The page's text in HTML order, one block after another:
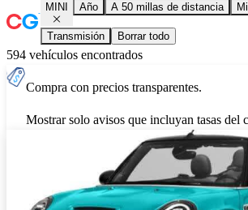
MINI Año A 50 millas de distancia
Transmisión Borrar todo
594 vehículos encontrados
Compra con precios transparentes.
Mostrar solo avisos que incluyan tasas del